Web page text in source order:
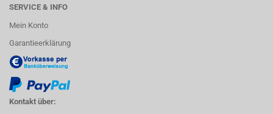
SERVICE & INFO
Mein Konto
Garantieerklärung
Kontakt über: